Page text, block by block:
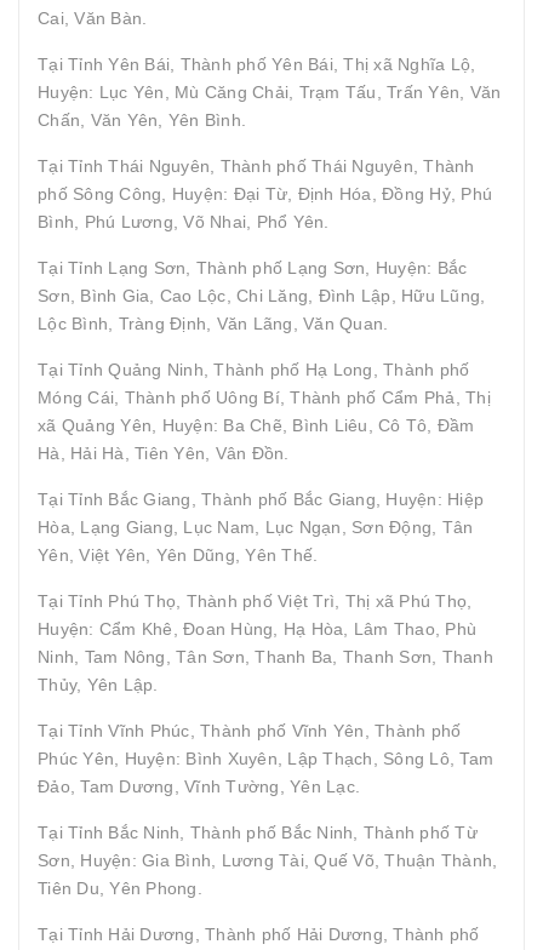
Cai, Văn Bàn.
Tại Tỉnh Yên Bái, Thành phố Yên Bái, Thị xã Nghĩa Lộ,
Huyện: Lục Yên, Mù Căng Chải, Trạm Tấu, Trấn Yên, Văn
Chấn, Văn Yên, Yên Bình.
Tại Tỉnh Thái Nguyên, Thành phố Thái Nguyên, Thành
phố Sông Công, Huyện: Đại Từ, Định Hóa, Đồng Hỷ, Phú
Bình, Phú Lương, Võ Nhai, Phổ Yên.
Tại Tỉnh Lạng Sơn, Thành phố Lạng Sơn, Huyện: Bắc
Sơn, Bình Gia, Cao Lộc, Chi Lăng, Đình Lập, Hữu Lũng,
Lộc Bình, Tràng Định, Văn Lãng, Văn Quan.
Tại Tỉnh Quảng Ninh, Thành phố Hạ Long, Thành phố
Móng Cái, Thành phố Uông Bí, Thành phố Cẩm Phả, Thị
xã Quảng Yên, Huyện: Ba Chẽ, Bình Liêu, Cô Tô, Đầm
Hà, Hải Hà, Tiên Yên, Vân Đồn.
Tại Tỉnh Bắc Giang, Thành phố Bắc Giang, Huyện: Hiệp
Hòa, Lạng Giang, Lục Nam, Lục Ngạn, Sơn Động, Tân
Yên, Việt Yên, Yên Dũng, Yên Thế.
Tại Tỉnh Phú Thọ, Thành phố Việt Trì, Thị xã Phú Thọ,
Huyện: Cẩm Khê, Đoan Hùng, Hạ Hòa, Lâm Thao, Phù
Ninh, Tam Nông, Tân Sơn, Thanh Ba, Thanh Sơn, Thanh
Thủy, Yên Lập.
Tại Tỉnh Vĩnh Phúc, Thành phố Vĩnh Yên, Thành phố
Phúc Yên, Huyện: Bình Xuyên, Lập Thạch, Sông Lô, Tam
Đảo, Tam Dương, Vĩnh Tường, Yên Lạc.
Tại Tỉnh Bắc Ninh, Thành phố Bắc Ninh, Thành phố Từ
Sơn, Huyện: Gia Bình, Lương Tài, Quế Võ, Thuận Thành,
Tiên Du, Yên Phong.
Tại Tỉnh Hải Dương, Thành phố Hải Dương, Thành phố